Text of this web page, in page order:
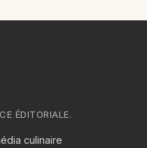
ÉDITORIALE.
culinaire